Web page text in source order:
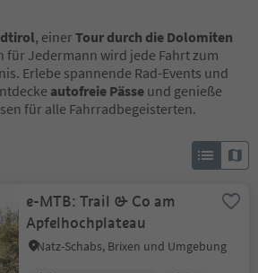
, einerTour durch die Dolomiten
für Jedermann wird jede Fahrt zum
Erlebe spannende Rad-Events und
autofreie Pässe und genieße
für alle Fahrradbegeisterten.
e-MTB: Trail & Co am
Apfelhochplateau
Natz-Schabs, Brixen und Umgebung